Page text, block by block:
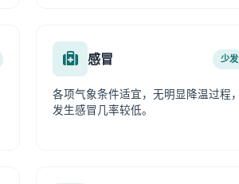
感冒 少发
各项气象条件适宜，无明显降温过程，
发生感冒几率较低。